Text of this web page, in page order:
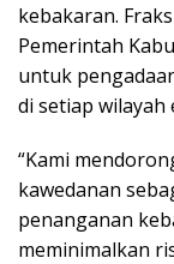
kebakaran.
Pemerintah
untuk
di setiap wilayah
“Kami
kawedanan
penanganan
meminimalkan